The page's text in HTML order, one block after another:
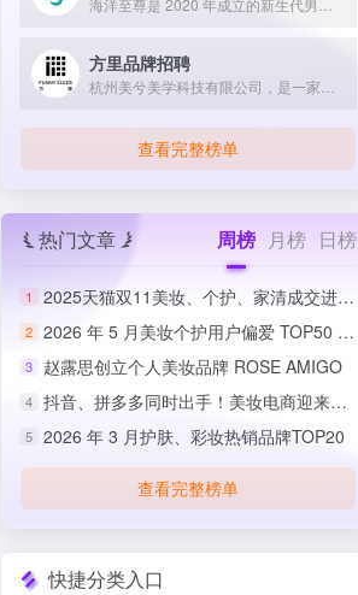
方里品牌招聘
查看完整榜单
热门文章 周榜 月榜 日榜
1 2025天猫双11美妆、个护、家清成交进度排行榜
2 2026 年 5 月美妆个护用户偏爱 TOP50 榜单出炉
3 赵露思创立个人美妆品牌 ROSE AMIGO
4 抖音、拼多多同时出手！美妆电商迎来史上最严整治
5 2026 年 3 月护肤、彩妆热销品牌TOP20
查看完整榜单
快捷分类入口